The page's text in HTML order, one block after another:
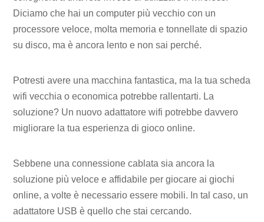
Diciamo che hai un computer più vecchio con un
processore veloce, molta memoria e tonnellate di spazio
su disco, ma è ancora lento e non sai perché.
Potresti avere una macchina fantastica, ma la tua scheda
wifi vecchia o economica potrebbe rallentarti. La
soluzione? Un nuovo adattatore wifi potrebbe davvero
migliorare la tua esperienza di gioco online.
Sebbene una connessione cablata sia ancora la
soluzione più veloce e affidabile per giocare ai giochi
online, a volte è necessario essere mobili. In tal caso, un
adattatore USB è quello che stai cercando.